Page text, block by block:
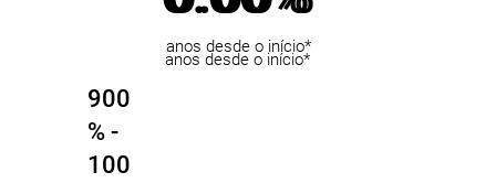
anos desde o início*
anos desde o início*
900
% -
100